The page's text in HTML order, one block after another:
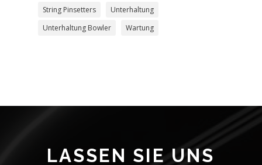
String Pinsetters
Unterhaltung
Unterhaltung Bowler
Wartung
LASSEN SIE UNS